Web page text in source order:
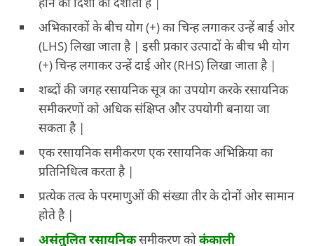
अभिकारकों के बीच योग (+) का चिन्ह लगाकर उन्हें बाई ओर
(LHS) लिखा जाता है | इसी प्रकार उत्पादों के बीच भी योग
(+) चिन्ह लगाकर उन्हें दाई ओर (RHS) लिखा जाता है |
शब्दों की जगह रसायनिक सूत्र का उपयोग करके रसायनिक
समीकरणों को अधिक संक्षिप्त और उपयोगी बनाया जा
सकता है |
एक रसायनिक समीकरण एक रसायनिक अभिक्रिया का
प्रतिनिधित्व करता है |
प्रत्येक तत्व के परमाणुओं की संख्या तीर के दोनों ओर सामान
होते है |
असंतुलित रसायनिकसमीकरण कोकंकाली